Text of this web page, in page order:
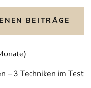
BEITRÄGE
– 3 Techniken im Test